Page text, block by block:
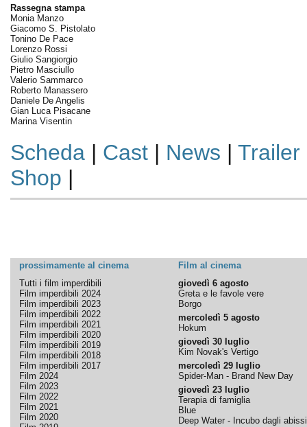
Rassegna stampa
Monia Manzo
Giacomo S. Pistolato
Tonino De Pace
Lorenzo Rossi
Giulio Sangiorgio
Pietro Masciullo
Valerio Sammarco
Roberto Manassero
Daniele De Angelis
Gian Luca Pisacane
Marina Visentin
Scheda| Cast| News | Trailer
Shop |
prossimamente al cinema
Film al cinema
Tutti i film imperdibili
Film imperdibili 2024
Film imperdibili 2023
Film imperdibili 2022
Film imperdibili 2021
Film imperdibili 2020
Film imperdibili 2019
Film imperdibili 2018
Film imperdibili 2017
Film 2024
Film 2023
Film 2022
Film 2021
Film 2020
giovedì 6 agosto
Greta e le favole vere
Borgo
mercoledì 5 agosto
Hokum
giovedì 30 luglio
Kim Novak's Vertigo
mercoledì 29 luglio
Spider-Man - Brand New Day
giovedì 23 luglio
Terapia di famiglia
Blue
Deep Water - Incubo dagli abissi